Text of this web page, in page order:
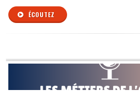
ÉCOUTEZ